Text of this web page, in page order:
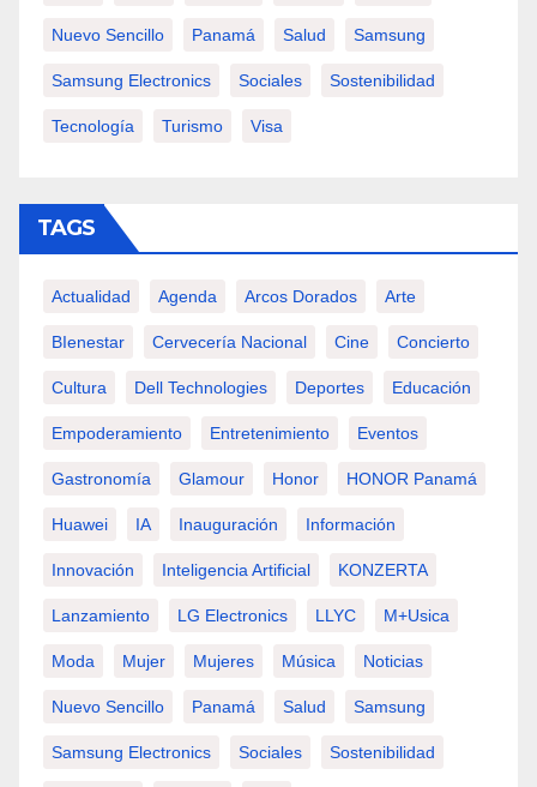
Nuevo Sencillo Panamá Salud Samsung
Samsung Electronics Sociales Sostenibilidad
Tecnología Turismo Visa
TAGS
Actualidad Agenda Arcos Dorados Arte
BIenestar Cervecería Nacional Cine Concierto
Cultura Dell Technologies Deportes Educación
Empoderamiento Entretenimiento Eventos
Gastronomía Glamour Honor HONOR Panamá
Huawei IA Inauguración Información
Innovación Inteligencia Artificial KONZERTA
Lanzamiento LG Electronics LLYC M+usica
Moda Mujer Mujeres Música Noticias
Nuevo Sencillo Panamá Salud Samsung
Samsung Electronics Sociales Sostenibilidad